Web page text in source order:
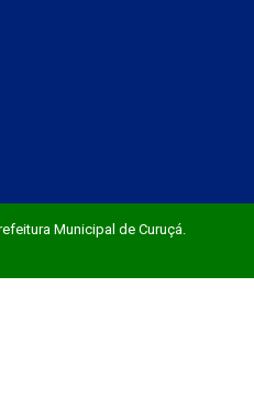
Municipal de Curuçá.